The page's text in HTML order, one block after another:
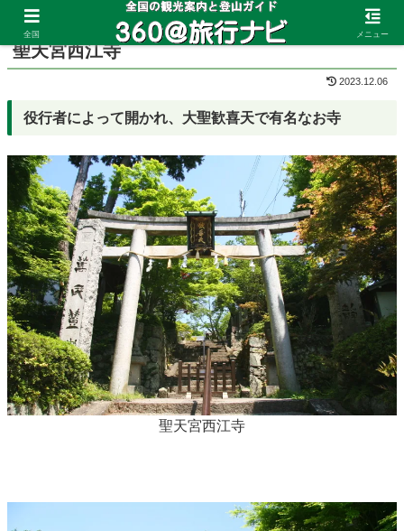
ホーム 大阪府 箕面
聖天宮西江寺
2023.12.06
役行者によって開かれ、大聖歓喜天で有名なお寺
聖天宮西江寺
全国 メニュー